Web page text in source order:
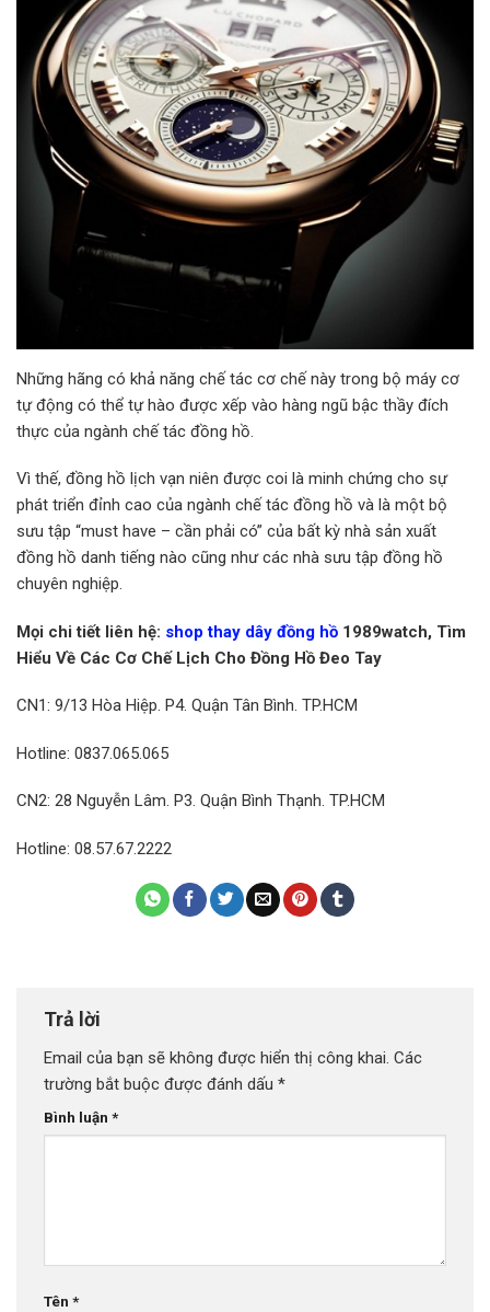
Những hãng có khả năng chế tác cơ chế này trong bộ máy cơ
tự động có thể tự hào được xếp vào hàng ngũ bậc thầy đích
thực của ngành chế tác đồng hồ.
Vì thế, đồng hồ lịch vạn niên được coi là minh chứng cho sự
phát triển đỉnh cao của ngành chế tác đồng hồ và là một bộ
sưu tập “must have – cần phải có” của bất kỳ nhà sản xuất
đồng hồ danh tiếng nào cũng như các nhà sưu tập đồng hồ
chuyên nghiệp.
Mọi chi tiết liên hệ: shop thay dây đồng hồ 1989watch, Tìm
Hiểu Về Các Cơ Chế Lịch Cho Đồng Hồ Đeo Tay
CN1: 9/13 Hòa Hiệp. P4. Quận Tân Bình. TP.HCM
Hotline: 0837.065.065
CN2: 28 Nguyễn Lâm. P3. Quận Bình Thạnh. TP.HCM
Hotline: 08.57.67.2222
Trả lời
Email của bạn sẽ không được hiển thị công khai. Các
trường bắt buộc được đánh dấu *
Bình luận *
Tên *